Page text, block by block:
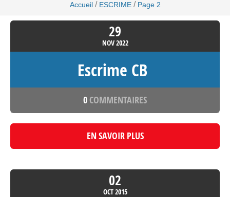
Accueil / ESCRIME / Page 2
29
NOV2022
Escrime CB
0 COMMENTAIRES
EN SAVOIR PLUS
02
OCT2015